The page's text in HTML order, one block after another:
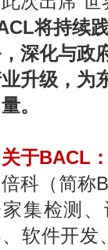
将持续
深化与政
升级，为
。
关于BACL
倍科（简称
集检测
软件开发